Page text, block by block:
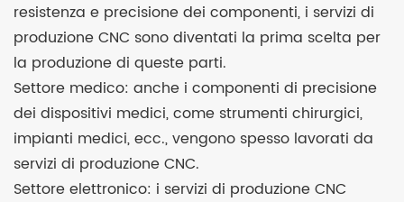
resistenza e precisione dei componenti, i servizi di
produzione CNC sono diventati la prima scelta per
la produzione di queste parti.
Settore medico: anche i componenti di precisione
dei dispositivi medici, come strumenti chirurgici,
impianti medici, ecc., vengono spesso lavorati da
servizi di produzione CNC.
Settore elettronico: i servizi di produzione CNC